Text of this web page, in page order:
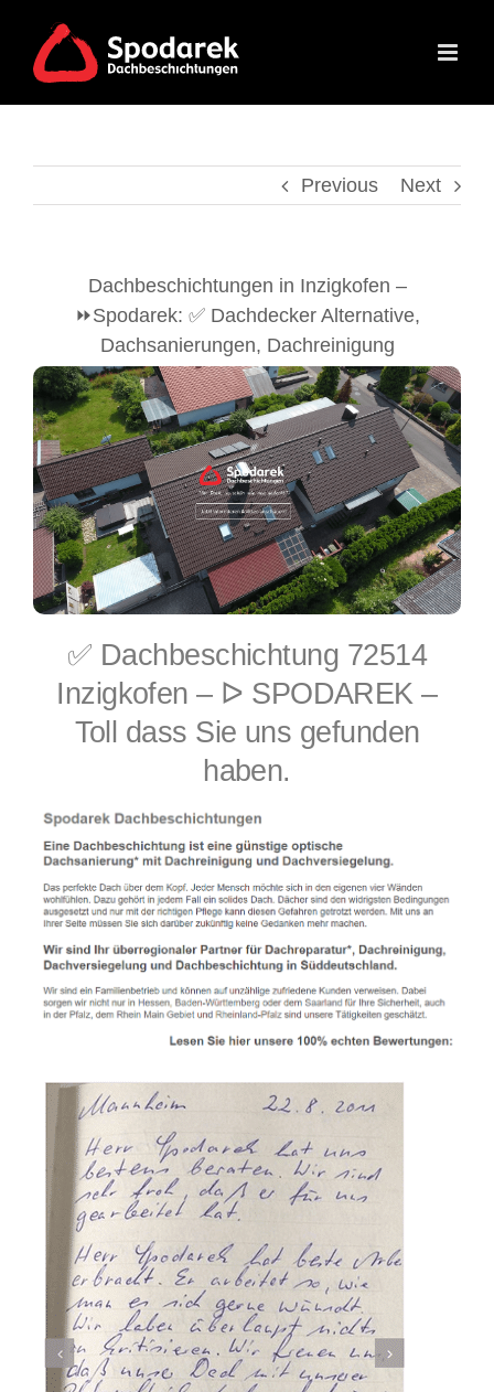
content
Previous Next
Dachbeschichtungen in Inzigkofen –
⏩Spodarek: ✅ Dachdecker Alternative,
Dachsanierungen, Dachreinigung
✅ Dachbeschichtung 72514
Inzigkofen – ᐅ SPODAREK –
Toll dass Sie uns gefunden
haben.